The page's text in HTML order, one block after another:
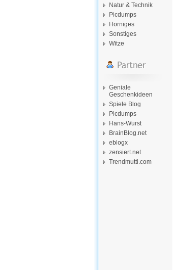
Natur & Technik
Picdumps
Horniges
Sonstiges
Witze
Geniale
Geschenkideen
Spiele Blog
Picdumps
Hans-Wurst
BrainBlog.net
eblogx
zensiert.net
Trendmutti.com